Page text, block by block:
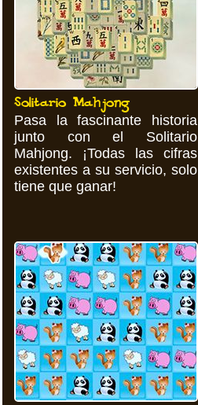
Solitario Mahjong
Pasa la fascinante historia
junto con el Solitario
Mahjong. ¡Todas las cifras
existentes a su servicio, solo
tiene que ganar!